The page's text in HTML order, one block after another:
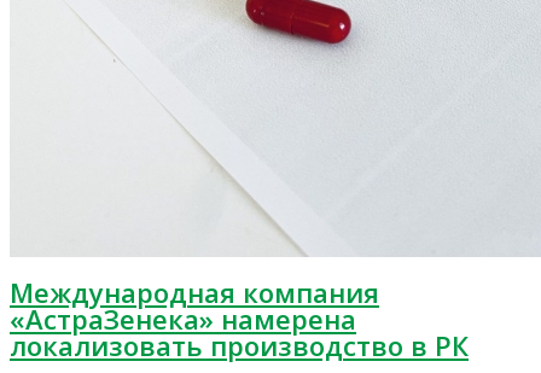
Международная компания
«АстраЗенека» намерена
локализовать производство в РК